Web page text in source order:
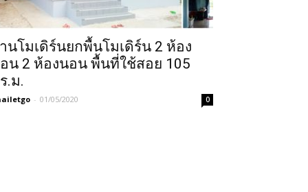
นโมเดิร์นยกพื้นโมเดิร์น 2 ห้อง
น 2 ห้องนอน พื้นที่ใช้สอย 105
.ม.
- 01/05/2020 0